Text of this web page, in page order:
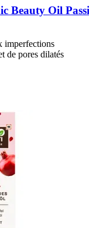
Beauty Oil
imperfections
de pores dilatés